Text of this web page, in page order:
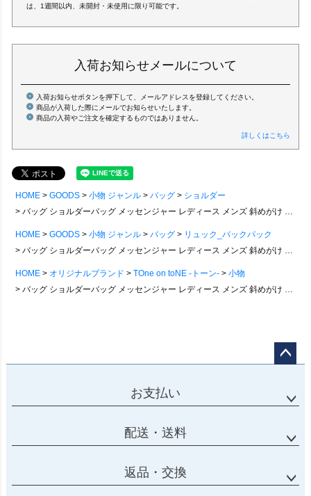
は、1週間以内、未開封・未使用に限り可能です。
入荷お知らせメールについて
入荷お知らせボタンを押下して、メールアドレスを登録してください。
商品が入荷した際にメールでお知らせいたします。
商品の入荷やご注文を確定するものではありません。
詳しくはこちら
HOME GOODS 小物 ジャンル バッグ
ショルダー
バッグ ショルダーバッグ メッセンジャー レディース メンズ 斜めがけ リュック 三角 ピグメント加工 キャンバス 丈夫 厚手 ミリタリー レトロ ヴィンテージ風 大人 軽量 軽い 一泊旅行 普段使い 通勤 通学 春 夏 秋 冬 TOneontoNE トーン
HOME GOODS 小物 ジャンル バッグ
リュック_バックパック
バッグ ショルダーバッグ メッセンジャー レディース メンズ 斜めがけ リュック 三角 ピグメント加工 キャンバス 丈夫 厚手 ミリタリー レトロ ヴィンテージ風 大人 軽量 軽い 一泊旅行 普段使い 通勤 通学 春 夏 秋 冬 TOneontoNE トーン
HOME オリジナルブランド TOne on toNE -トーン-
小物
バッグ ショルダーバッグ メッセンジャー レディース メンズ 斜めがけ リュック 三角 ピグメント加工 キャンバス 丈夫 厚手 ミリタリー レトロ ヴィンテージ風 大人 軽量 軽い 一泊旅行 普段使い 通勤 通学 春 夏 秋 冬 TOneontoNE トーン
お支払い
配送・送料
返品・交換